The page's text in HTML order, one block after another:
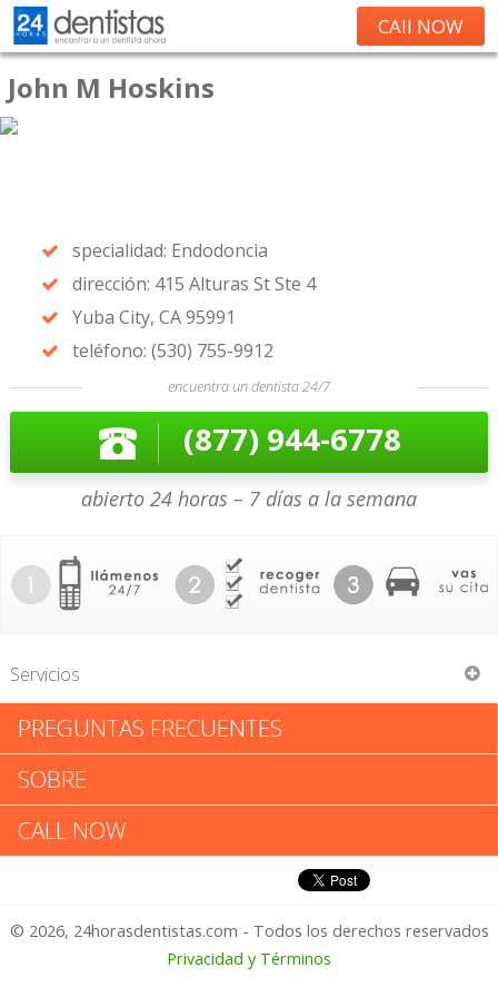
CAll NOW
John M Hoskins
specialidad: Endodoncia
dirección: 415 Alturas St Ste 4
Yuba City, CA 95991
teléfono: (530) 755-9912
encuentra un dentista 24/7
(877) 944-6778
abierto 24 horas – 7 días a la semana
Servicios
John M Hoskins
John M Hoskins: Califica tu
Experiencia
1 – No Feliz
PREGUNTAS FRECUENTES
SOBRE
CALL NOW
© 2026, 24horasdentistas.com - Todos los derechos reservados
Privacidad y Términos